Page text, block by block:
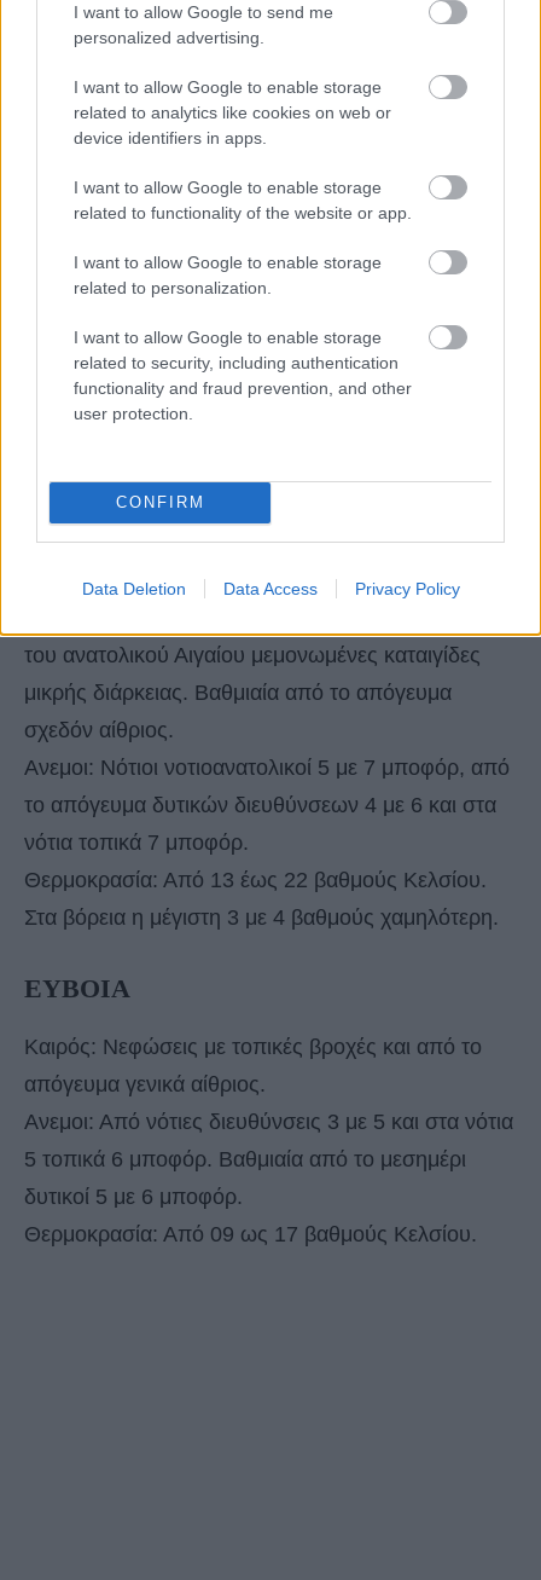
I want to allow Google to send me
personalized advertising.
I want to allow Google to enable storage
related to analytics like cookies on web or
device identifiers in apps.
I want to allow Google to enable storage
related to functionality of the website or app.
I want to allow Google to enable storage
related to personalization.
I want to allow Google to enable storage
related to security, including authentication
functionality and fraud prevention, and other
user protection.
CONFIRM
Data Deletion Data Access Privacy Policy
ΚΥΚΛΑΔΕΣ, ΚΡΗΤΗ
Καιρός: Νεφώσεις με τοπικές βροχές κυρίως στις
Κυκλάδες, όπου είναι πιθανό να εκδηλωθούν και
μεμονωμένες καταιγίδες μικρής διάρκειας. Βαθμιαία
από το απόγευμα γενικά αίθριος.
Ανεμοι: Νοτιοανατολικοί 5 με 6 μποφόρ,
στρεφόμενοι σταδιακά από το μεσημέρι σε δυτικούς
νοτιοδυτικούς 6 με 7 μποφόρ.
Θερμοκρασία: Από 14 έως 22 και στη βόρεια Κρήτη
ΝΗΣΙΑ ΑΝΑΤΟΛΙΚΟΥ ΑΙΓΑΙΟΥ,
του ανατολικού Αιγαίου μεμονωμένες καταιγίδες
μικρής διάρκειας. Βαθμιαία από το απόγευμα
σχεδόν αίθριος.
Ανεμοι: Νότιοι νοτιοανατολικοί 5 με 7 μποφόρ, από
το απόγευμα δυτικών διευθύνσεων 4 με 6 και στα
νότια τοπικά 7 μποφόρ.
Θερμοκρασία: Από 13 έως 22 βαθμούς Κελσίου.
Στα βόρεια η μέγιστη 3 με 4 βαθμούς χαμηλότερη.
ΕΥΒΟΙΑ
Καιρός: Νεφώσεις με τοπικές βροχές και από το
απόγευμα γενικά αίθριος.
Ανεμοι: Από νότιες διευθύνσεις 3 με 5 και στα νότια
5 τοπικά 6 μποφόρ. Βαθμιαία από το μεσημέρι
δυτικοί 5 με 6 μποφόρ.
Θερμοκρασία: Από 09 ως 17 βαθμούς Κελσίου.